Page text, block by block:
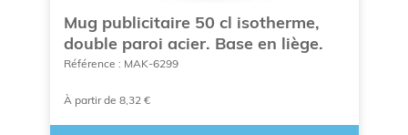
Mug publicitaire 50 cl isotherme,
double paroi acier. Base en liège.
Référence : MAK-6299
À partir de 8,32 €